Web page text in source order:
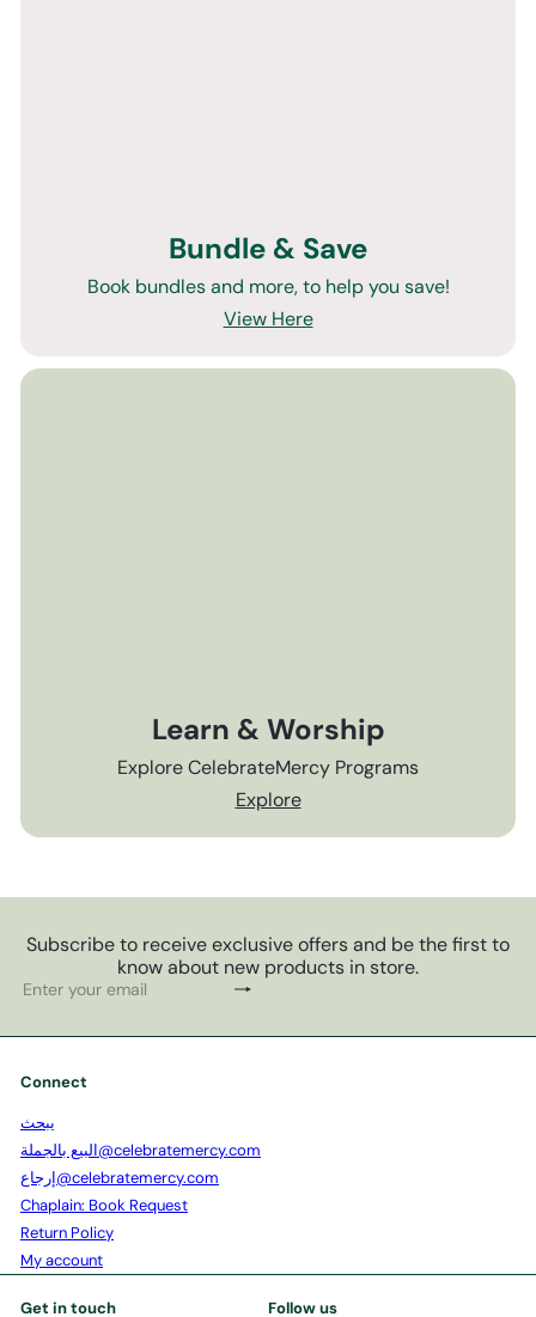
Bundle & Save
Book bundles and more, to help you save!
View Here
Learn & Worship
Explore CelebrateMercy Programs
Explore
Subscribe to receive exclusive offers and be the first to
know about new products in store.
Subscribe
Enter
email
Connect
يبحث
البيع بالجملة@celebratemercy.com
إرجاع@celebratemercy.com
Chaplain: Book Request
Return Policy
My account
Get in touch Follow us